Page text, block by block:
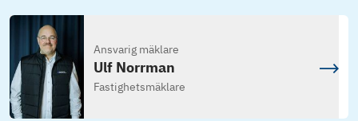
Ansvarig mäklare
Ulf Norrman
Fastighetsmäklare